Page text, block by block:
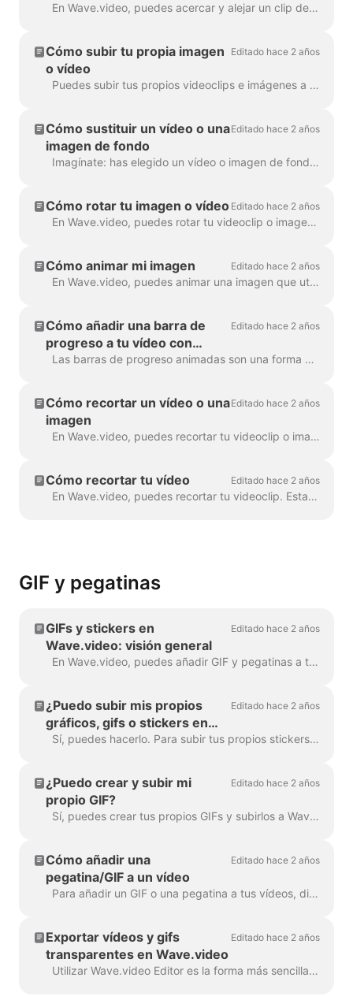
En Wave.video, puedes acercar y alejar un clip de vídeo o una imagen. Una vez que alejes el zoom, el creador de vídeo añadirá automáticamente un fondo liso para rellenar ...
Cómo subir tu propia imagen
o vídeo
Editado hace 2 años
Puedes subir tus propios videoclips e imágenes a Wave.video y crear vídeos con ellos. Puedes mezclar y combinar tus propios archivos multimedia con los que ...
Cómo sustituir un vídeo o una
imagen de fondo
Editado hace 2 años
Imagínate: has elegido un vídeo o imagen de fondo perfecto en Wave.video, le has añadido tu texto y logotipo... y luego te das cuenta de que quieres cambiar el medio...
Cómo rotar tu imagen o vídeo Editado hace 2 años
En Wave.video, puedes rotar tu videoclip o imagen. Para rotar el videoclip/imagen, dirígete al paso " Editar" y elige la ...
Cómo animar mi imagen Editado hace 2 años
En Wave.video, puedes animar una imagen que utilices como fondo. Esto dará a tus vídeos un aspecto fresco y más atractivo. Para animar un fondo...
Cómo añadir una barra de
progreso a tu vídeo con
Wave.video
Editado hace 2 años
Las barras de progreso animadas son una forma estupenda de mantener la atención de los espectadores y aumentar el tiempo de visionado de tus vídeos. Aprende a añadir una barra de progreso dinámica a...
Cómo recortar un vídeo o una
imagen
Editado hace 2 años
En Wave.video, puedes recortar tu videoclip o imagen. Esta función funciona para los videoclips/imágenes que subas al creador de vídeo y para los que elijas...
Cómo recortar tu vídeo Editado hace 2 años
En Wave.video, puedes recortar tu videoclip. Esta función funciona tanto para los videoclips que subas al editor de vídeo como para los que elijas...
GIF y pegatinas
GIFs y stickers en
Wave.video: visión general
Editado hace 2 años
En Wave.video, puedes añadir GIF y pegatinas a tus vídeos. De esta forma, puedes hacerlos más atractivos, personalizados y atrayentes para tu audiencia. P...
¿Puedo subir mis propios
gráficos, gifs o stickers en
Wave.video?
Editado hace 2 años
Sí, puedes hacerlo. Para subir tus propios stickers, ve al paso "Overlays & Stickers" en el menú de la izquierda y haz clic en la pestaña "Media" -> "Uploads" Puedes a...
¿Puedo crear y subir mi
propio GIF?
Editado hace 2 años
Sí, puedes crear tus propios GIFs y subirlos a Wave.video. Aquí tienes un útil artículo sobre cómo crear tus propios GIFs. Una vez leído tu GIF...
Cómo añadir una
pegatina/GIF a un vídeo
Editado hace 2 años
Para añadir un GIF o una pegatina a tus vídeos, dirígete al paso Superposiciones y pegatinas del menú de la izquierda. Verás todos los a...
Exportar vídeos y gifs
transparentes en Wave.video
Editado hace 2 años
Utilizar Wave.video Editor es la forma más sencilla de crear o personalizar elementos de marca o transparentes para tu vídeo, superposiciones personalizadas, ...